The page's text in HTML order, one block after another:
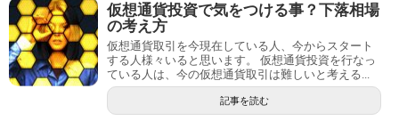
仮想通貨投資で気をつける事？下落相場
の考え方
仮想通貨取引を今現在している人、今からスタート
する人様々いると思います。 仮想通貨投資を行なっ
ている人は、今の仮想通貨取引は難しいと考える...
記事を読む